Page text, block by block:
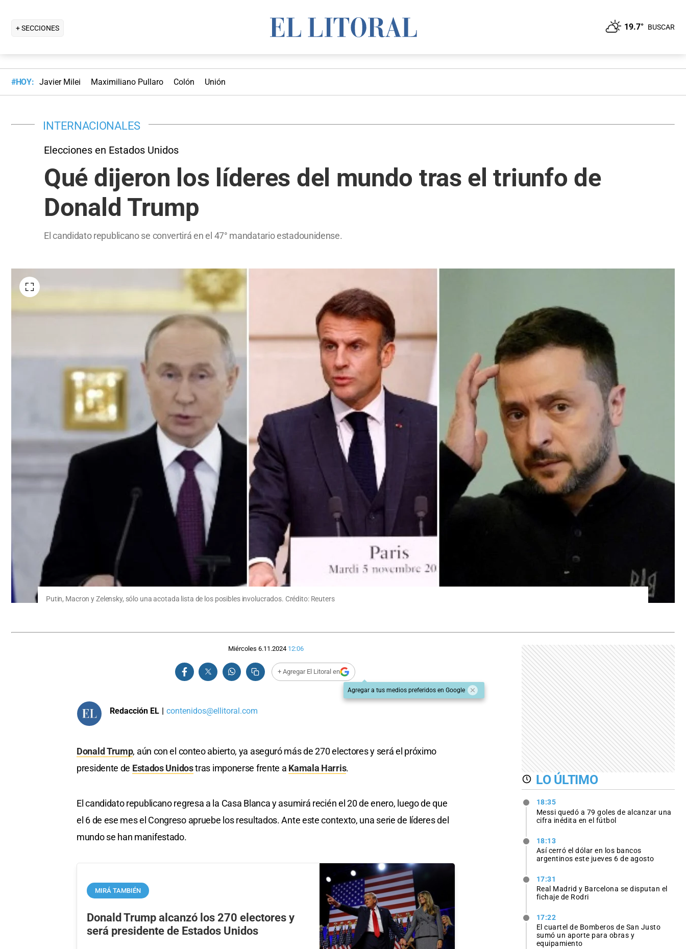
+ SECCIONES 19.7° BUSCAR
#HOY: Javier Milei Maximiliano Pullaro Colón Unión
INTERNACIONALES
Elecciones en Estados Unidos
Qué dijeron los líderes del mundo tras el triunfo de
Donald Trump
El candidato republicano se convertirá en el 47° mandatario estadounidense.
Putin, Macron y Zelensky, sólo una acotada lista de los posibles involucrados. Crédito: Reuters
Miércoles 6.11.2024 12:06
+ Agregar El Litoral en
Agregar a tus medios preferidos en Google
Redacción EL | contenidos@ellitoral.com
Donald Trump, aún con el conteo abierto, ya aseguró más de 270 electores y será el próximo
presidente de Estados Unidostras imponerse frente a Kamala Harris.
El candidato republicano regresa a la Casa Blanca y asumirá recién el 20 de enero, luego de que
el 6 de ese mes el Congreso apruebe los resultados. Ante este contexto, una serie de líderes del
mundo se han manifestado.
MIRÁ TAMBIÉN
Donald Trump alcanzó los 270 electores y
será presidente de Estados Unidos
LO ÚLTIMO
18:35
Messi quedó a 79 goles de alcanzar una
cifra inédita en el fútbol
18:13
Así cerró el dólar en los bancos
argentinos este jueves 6 de agosto
17:31
Real Madrid y Barcelona se disputan el
fichaje de Rodri
17:22
El cuartel de Bomberos de San Justo
sumó un aporte para obras y
equipamiento